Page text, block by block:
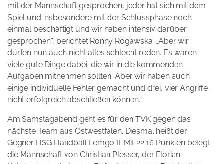
mit der Mannschaft gesprochen, jeder hat sich mit dem
Spiel und insbesondere mit der Schlussphase noch
einmal beschäftigt und wir haben intensiv darüber
gesprochen“, berichtet Ronny Rogawska. „Aber wir
dürfen nun auch nicht alles schlecht reden. Es waren
viele gute Dinge dabei, die wir in die kommenden
Aufgaben mitnehmen sollten. Aber wir haben auch
einige individuelle Fehler gemacht und drei, vier Angriffe
nicht erfolgreich abschließen können.“
Am Samstagabend geht es für den TVK gegen das
nächste Team aus Ostwestfalen. Diesmal heißt der
Gegner HSG Handball Lemgo II. Mit 22:16 Punkten belegt
die Mannschaft von Christian Plesser, der Florian